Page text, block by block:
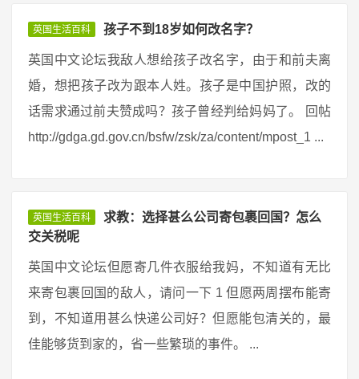
英国生活百科 孩子不到18岁如何改名字？
英国中文论坛我敌人想给孩子改名字，由于和前夫离
婚，想把孩子改为跟本人姓。孩子是中国护照，改的
话需求通过前夫赞成吗？孩子曾经判给妈妈了。 回帖
http://gdga.gd.gov.cn/bsfw/zsk/za/content/mpost_1 ...
英国生活百科
求教：选择甚么公司寄包裹回国？怎么
交关税呢
英国中文论坛但愿寄几件衣服给我妈，不知道有无比
来寄包裹回国的敌人，请问一下 1 但愿两周摆布能寄
到，不知道用甚么快递公司好？但愿能包清关的，最
佳能够货到家的，省一些繁琐的事件。 ...